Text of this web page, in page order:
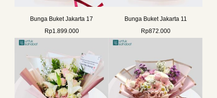
Bunga Buket Jakarta 17
Rp1.899.000
Bunga Buket Jakarta 11
Rp872.000